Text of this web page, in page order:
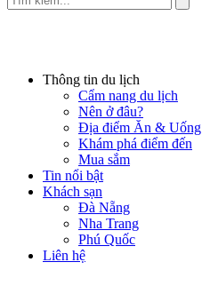
Thông tin du lịch
Cẩm nang du lịch
Nên ở đâu?
Địa điểm Ăn & Uống
Khám phá điểm đến
Mua sắm
Tin nổi bật
Khách sạn
Đà Nẵng
Nha Trang
Phú Quốc
Liên hệ